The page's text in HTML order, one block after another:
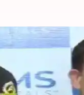
ఈ వార్తాకథనం ఏంటి